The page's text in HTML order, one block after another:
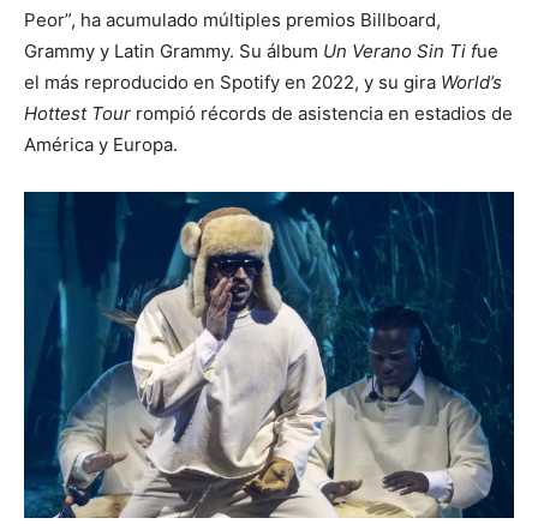
Peor”, ha acumulado múltiples premios Billboard,
Grammy y Latin Grammy. Su álbum Un Verano Sin Ti fue
el más reproducido en Spotify en 2022, y su gira World’s
Hottest Tour rompió récords de asistencia en estadios de
América y Europa.